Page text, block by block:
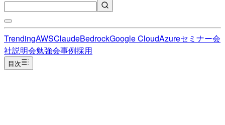
TrendingAWSClaudeBedrockGoogle CloudAzureセミナー会
社説明会勉強会事例採用
目次